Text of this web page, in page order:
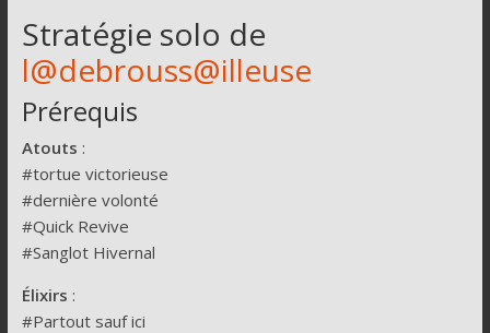
Stratégie solo de
l@debrouss@illeuse
Prérequis
Atouts :
#tortue victorieuse
#dernière volonté
#Quick Revive
#Sanglot Hivernal
Élixirs :
#Partout sauf ici